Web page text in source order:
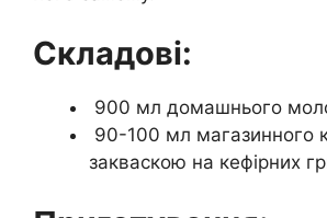
Складові:
900 мл домашнього
90-100 мл магазинного
закваскою на кефірних